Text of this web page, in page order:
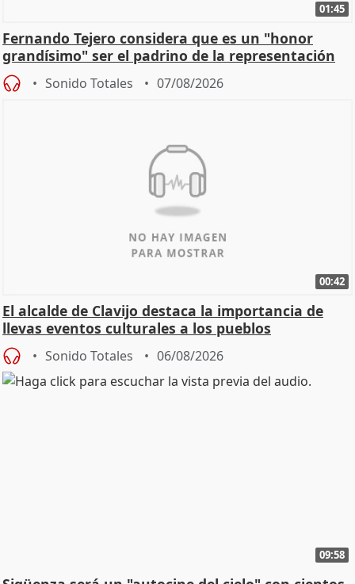
01:45
Fernando Tejero considera que es un "honor
grandísimo" ser el padrino de la representación
Sonido Totales 07/08/2026
00:42
El alcalde de Clavijo destaca la importancia de
llevas eventos culturales a los pueblos
Sonido Totales 06/08/2026
09:58